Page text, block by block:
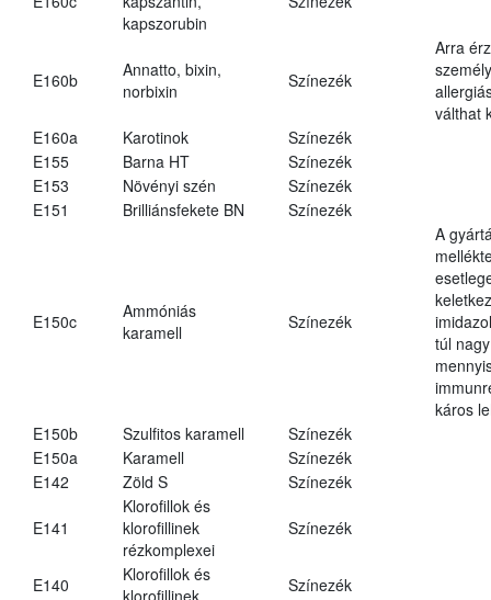
kapszorubin
E160b
Annatto, bixin,
norbixin
Színezék
Arra
válthat
E160a
Karotinok
Színezék
E155
Barna HT
Színezék
E153
Növényi szén
Színezék
E151
Brilliánsfekete BN Színezék
E150c
Ammóniás
karamell
Színezék
A
túl nagy
káros
E150b
Szulfitos karamell
Színezék
E150a
Karamell
Színezék
E142
Zöld S Színezék
E141
Klorofillok és
klorofillinek
rézkomplexei
Színezék
E140
Klorofillok és
klorofillinek
Színezék